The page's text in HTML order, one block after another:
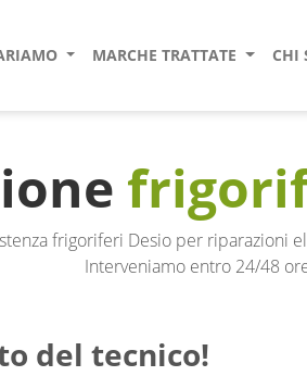
MARCHE TRATTATE CHI
frigoriferi Desio per riparazioni
Interveniamo entro 24/48
del tecnico!